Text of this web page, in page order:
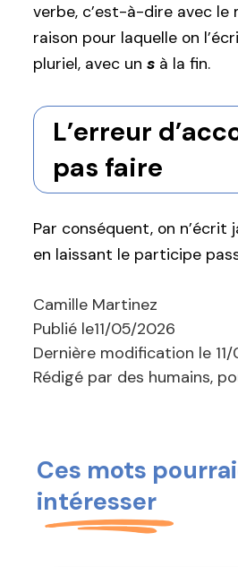
verbe, c’est-à-dire avec le
raison pour laquelle on
pluriel, avec un s à la fin.
L’erreur
pas faire
Par conséquent, on n’écrit
en laissant le participe
Camille Martinez
Publié le11/05/2026
Dernière modification le
Rédigé par des humains,
Ces mots
intéresser